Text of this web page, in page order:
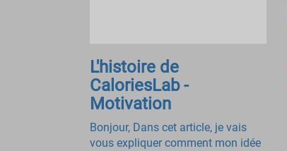
L'histoire de
CaloriesLab -
Motivation
Bonjour, Dans cet article, je vais
vous expliquer comment mon idée